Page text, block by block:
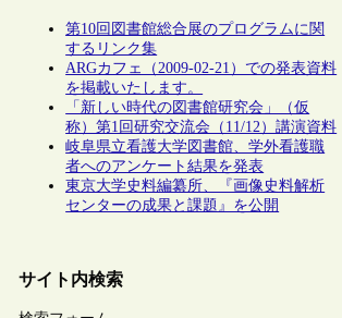
第10回図書館総合展のプログラムに関
するリンク集
ARGカフェ（2009-02-21）での発表資料
を掲載いたします。
「新しい時代の図書館研究会」（仮
称）第1回研究交流会（11/12）講演資料
岐阜県立看護大学図書館、学外看護職
者へのアンケート結果を発表
東京大学史料編纂所、『画像史料解析
センターの成果と課題』を公開
サイト内検索